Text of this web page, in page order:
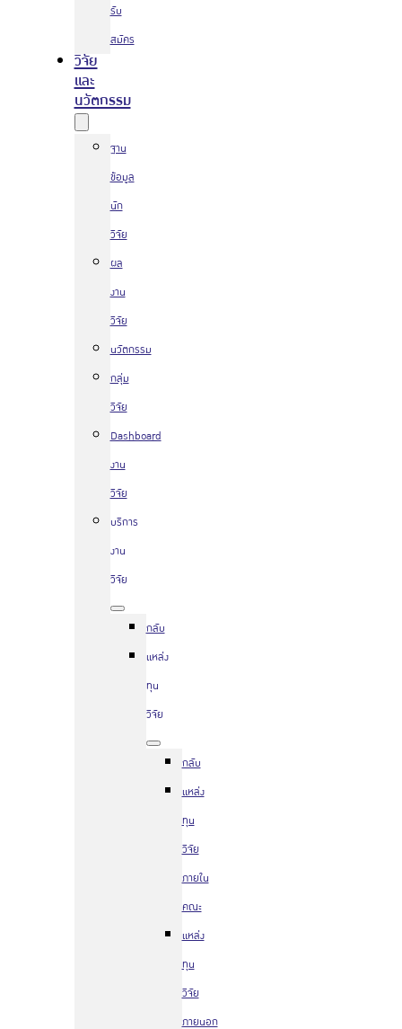
รับ
สมัคร
วิจัย
และ
นวัตกรรม
ฐาน
ข้อมูล
นัก
วิจัย
ผล
งาน
วิจัย
นวัตกรรม
กลุ่ม
วิจัย
Dashboard
งาน
วิจัย
บริการ
งาน
วิจัย
กลับ
แหล่ง
ทุน
วิจัย
กลับ
แหล่ง
ทุน
วิจัย
ภายใน
คณะ
แหล่ง
ทุน
วิจัย
ภายนอก